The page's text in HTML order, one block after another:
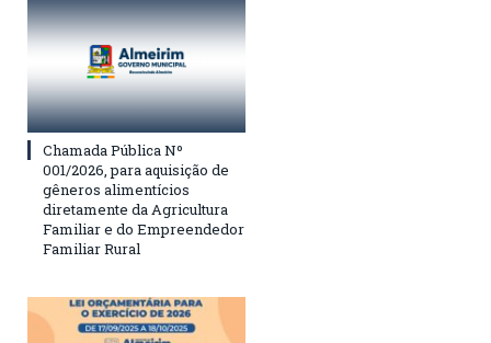
Chamada Pública Nº
001/2026, para aquisição de
gêneros alimentícios
diretamente da Agricultura
Familiar e do Empreendedor
Familiar Rural